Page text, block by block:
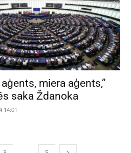
miera aģents,”
saka Ždanoka
14:01